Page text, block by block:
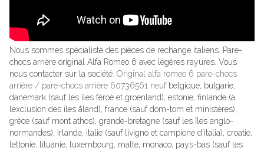
Nous sommes spécialiste des pièces de rechange italiens. Pare-
chocs arrière original Alfa Romeo 6 avec légères rayures. Vous
nous contacter sur la société. Original alfa romeo 6 pare-chocs
arrière / pare-chocs arrière 60736561 neufbelgique, bulgarie,
danemark (sauf les îles féroé et groenland), estonie, finlande (à
lexclusion des îles åland), france (sauf dom-tom et ministères),
grèce (sauf mont athos), grande-bretagne (sauf les îles anglo-
normandes), irlande, italie (sauf livigno et campione d’italia), croatie,
lettonie, lituanie, luxembourg, malte, monaco, pays-bas (sauf les